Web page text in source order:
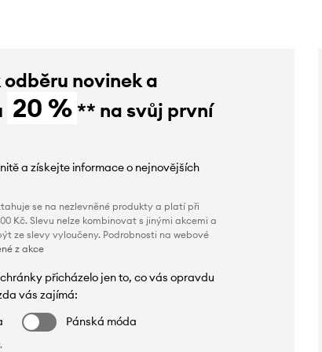
odběru novinek a
20 % ** na svůj první
a získejte informace o nejnovějších
se na nezlevněné produkty a platí při
Kč. Slevu nelze kombinovat s jinými akcemi a
ze slevy vyloučeny. Podrobnosti na webové
z akce
přicházelo jen to, co vás opravdu
vás zajímá:
Pánská móda